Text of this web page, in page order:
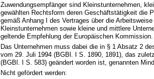
Zuwendungsempfänger sind Kleinstunternehmen,
gewählten Rechtsform deren Geschäftstätigkeit die
gemäß Anhang I des Vertrages über die
Kleinstunternehmen sowie kleine und mittlere
geltende Empfehlung der Europäischen Kommission.
Das Unternehmen muss dabei die in § 1 Absatz 2
vom 29. Juli 1994 (BGBl. I S. 1890, 1891), das
(BGBl. I S. 583) geändert worden ist, genannten
Nicht gefördert werden: